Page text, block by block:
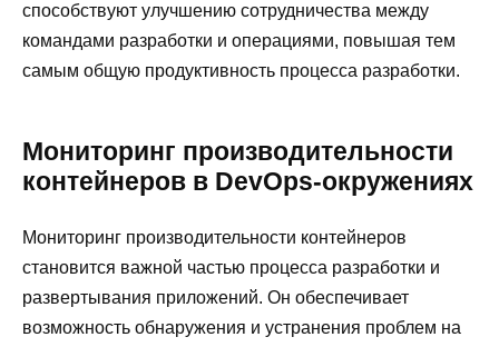
способствуют улучшению сотрудничества между
командами разработки и операциями, повышая тем
самым общую продуктивность процесса разработки.
Мониторинг производительности
контейнеров в DevOps-окружениях
Мониторинг производительности контейнеров
становится важной частью процесса разработки и
развертывания приложений. Он обеспечивает
возможность обнаружения и устранения проблем на